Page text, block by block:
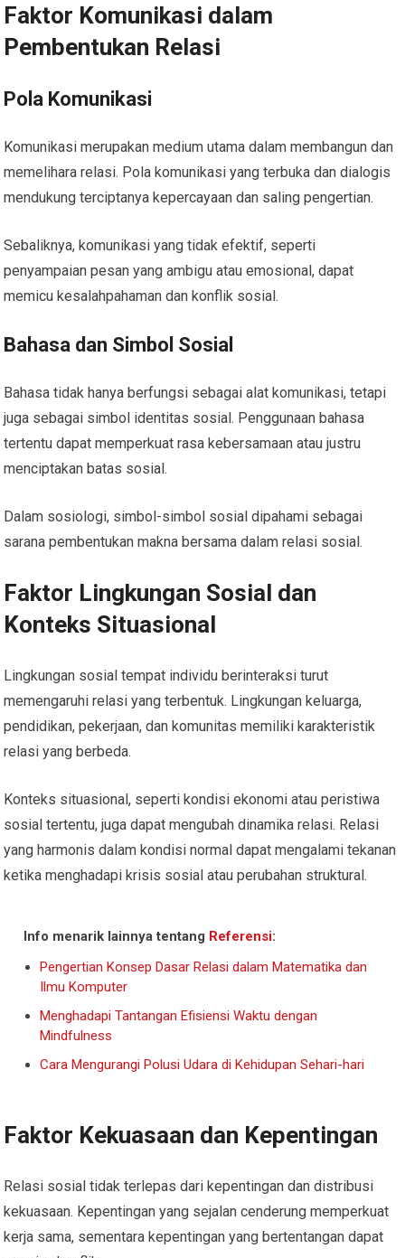
Faktor Komunikasi dalam
Pembentukan Relasi
Pola Komunikasi
Komunikasi merupakan medium utama dalam membangun dan
memelihara relasi. Pola komunikasi yang terbuka dan dialogis
mendukung terciptanya kepercayaan dan saling pengertian.
Sebaliknya, komunikasi yang tidak efektif, seperti
penyampaian pesan yang ambigu atau emosional, dapat
memicu kesalahpahaman dan konflik sosial.
Bahasa dan Simbol Sosial
Bahasa tidak hanya berfungsi sebagai alat komunikasi, tetapi
juga sebagai simbol identitas sosial. Penggunaan bahasa
tertentu dapat memperkuat rasa kebersamaan atau justru
menciptakan batas sosial.
Dalam sosiologi, simbol-simbol sosial dipahami sebagai
sarana pembentukan makna bersama dalam relasi sosial.
Faktor Lingkungan Sosial dan
Konteks Situasional
Lingkungan sosial tempat individu berinteraksi turut
memengaruhi relasi yang terbentuk. Lingkungan keluarga,
pendidikan, pekerjaan, dan komunitas memiliki karakteristik
relasi yang berbeda.
Konteks situasional, seperti kondisi ekonomi atau peristiwa
sosial tertentu, juga dapat mengubah dinamika relasi. Relasi
yang harmonis dalam kondisi normal dapat mengalami tekanan
ketika menghadapi krisis sosial atau perubahan struktural.
Info menarik lainnya tentang Referensi:
Pengertian Konsep Dasar Relasi dalam Matematika dan
Ilmu Komputer
Menghadapi Tantangan Efisiensi Waktu dengan
Mindfulness
Cara Mengurangi Polusi Udara di Kehidupan Sehari-hari
Faktor Kekuasaan dan Kepentingan
Relasi sosial tidak terlepas dari kepentingan dan distribusi
kekuasaan. Kepentingan yang sejalan cenderung memperkuat
kerja sama, sementara kepentingan yang bertentangan dapat